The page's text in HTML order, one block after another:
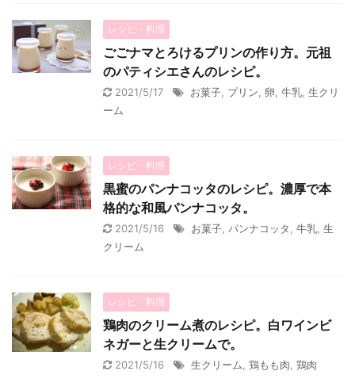
レシピ・料理
ごごナマとろけるプリンの作り方。元祖
のパティシエさんのレシピ。
2021/5/17 お菓子 プリン 卵 牛乳 生クリ
ーム
レシピ・料理
黒蜜のパンナコッタのレシピ。濃厚で本
格的な和風パンナコッタ。
2021/5/16 お菓子 パンナコッタ 牛乳 生
クリーム
レシピ・料理
鶏肉のクリーム煮のレシピ。白ワインビ
ネガーと生クリームで。
2021/5/16 生クリーム 鶏もも肉 鶏肉